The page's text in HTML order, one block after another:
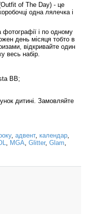
of The Day) - це
одна лялечка і
і по одному
день місяця тобто в
відкривайте один
весь набір.
BB;
дитині. Замовляйте
, адвент, календар
MGA Glitter, Glam